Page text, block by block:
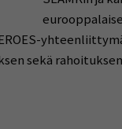
sekä rahoituksen